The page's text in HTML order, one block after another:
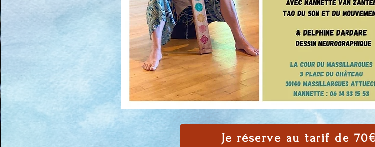
Je réserve au tarif de 70€